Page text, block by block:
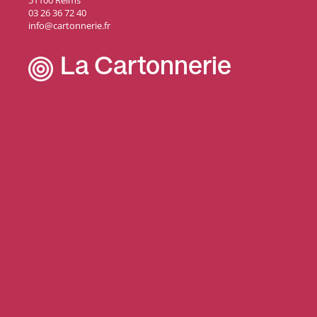
03 26 36 72 40
info@cartonnerie.fr
La Cartonnerie